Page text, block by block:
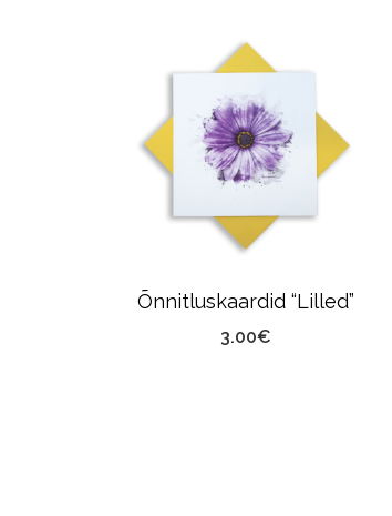
Õnnitluskaardid “Lilled”
3.00€